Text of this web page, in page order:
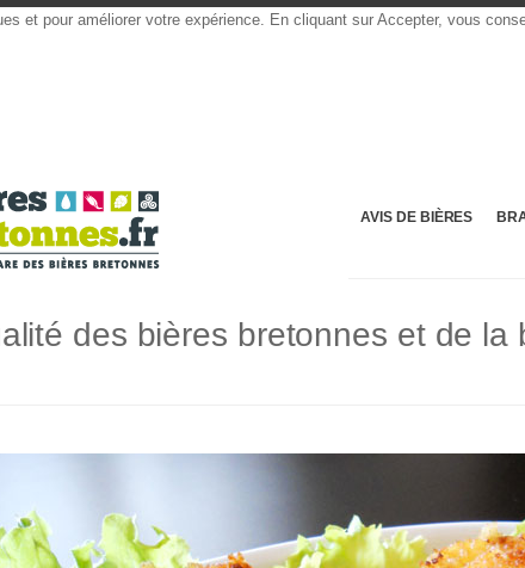
et pour améliorer votre expérience. En cliquant sur Accepter, vous
AVIS DE BIÈRES
des bières bretonnes et de la